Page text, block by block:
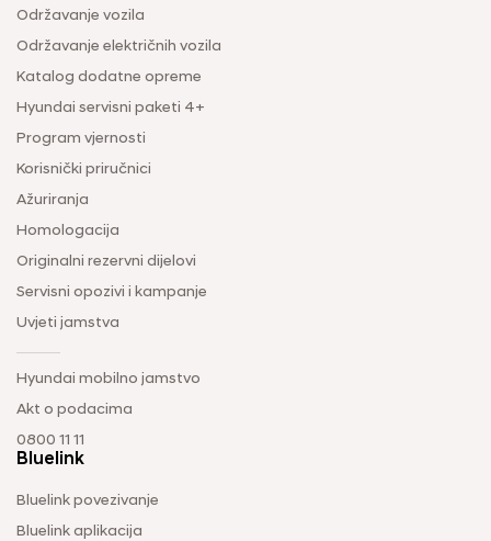
Održavanje vozila
Održavanje električnih vozila
Katalog dodatne opreme
Hyundai servisni paketi 4+
Program vjernosti
Korisnički priručnici
Ažuriranja
Homologacija
Originalni rezervni dijelovi
Servisni opozivi i kampanje
Uvjeti jamstva
Hyundai mobilno jamstvo
Akt o podacima
0800 11 11
Bluelink
Bluelink povezivanje
Bluelink aplikacija